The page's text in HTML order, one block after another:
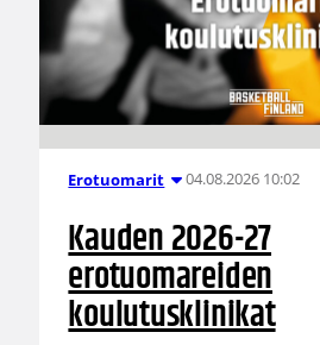
Erotuomarit 04.08.2026 10:02
Kauden 2026-27
erotuomareiden
koulutusklinikat